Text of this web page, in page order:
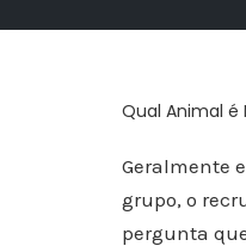
Qual Animal é
Geralmente
grupo, o
pergunta